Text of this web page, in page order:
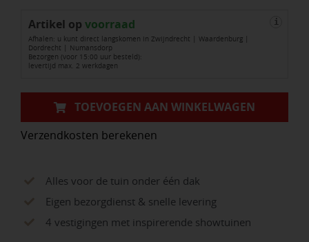
bocht
80
mm
gr
verjongd
spie-
aantal
Artikel op voorraad
Afhalen: u kunt direct langskomen in Zwijndrecht | Waardenburg |
Dordrecht | Numansdorp
Bezorgen (voor 15:00 uur besteld):
levertijd max. 2 werkdagen
i
TOEVOEGEN AAN WINKELWAGEN
Verzendkosten berekenen
Alles voor de tuin onder één dak
Eigen bezorgdienst & snelle levering
4 vestigingen met inspirerende showtuinen